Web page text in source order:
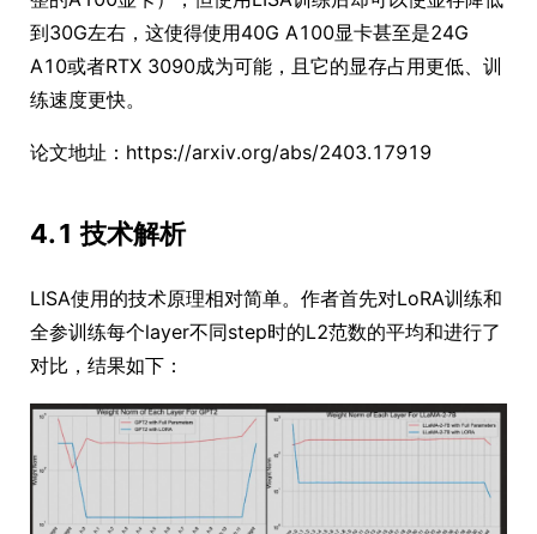
到30G左右，这使得使用40G A100显卡甚至是24G
A10或者RTX 3090成为可能，且它的显存占用更低、训
练速度更快。
论文地址：https://arxiv.org/abs/2403.17919
4.1 技术解析
LISA使用的技术原理相对简单。作者首先对LoRA训练和
全参训练每个layer不同step时的L2范数的平均和进行了
对比，结果如下：